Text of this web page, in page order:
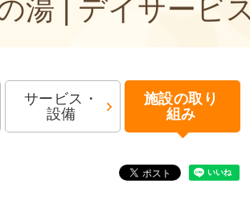
湯 | デイサービ
サービス・
設備
施設の取り
組み